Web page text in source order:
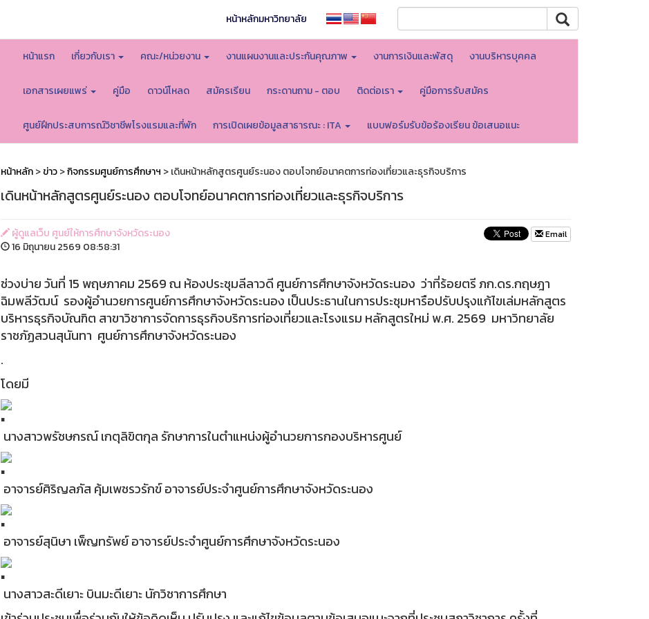
หน้าหลักมหาวิทยาลัย
หน้าแรก เกี่ยวกับเรา คณะ/หน่วยงาน งานแผนงานและประกันคุณภาพ งานการเงินและพัสดุ งานบริหารบุคคล
เอกสารเผยแพร่ คู่มือ ดาวน์โหลด สมัครเรียน กระดานถาม - ตอบ ติดต่อเรา คู่มือการรับสมัคร
ศูนย์ฝึกประสบการณ์วิชาชีพโรงแรมและที่พัก การเปิดเผยข้อมูลสาธารณะ : ITA แบบฟอร์มรับข้อร้องเรียน ข้อเสนอแนะ
หน้าหลัก>ข่าว>กิจกรรมศูนย์การศึกษาฯ > เดินหน้าหลักสูตรศูนย์ระนอง ตอบโจทย์อนาคตการท่องเที่ยวและธุรกิจบริการ
เดินหน้าหลักสูตรศูนย์ระนอง ตอบโจทย์อนาคตการท่องเที่ยวและธุรกิจบริการ
ผู้ดูแลเว็บ ศูนย์ให้การศึกษาจังหวัดระนอง
16 มิถุนายน 2569 08:58:31
Email
ช่วงบ่าย วันที่ 15 พฤษภาคม 2569 ณ ห้องประชุมลีลาวดี ศูนย์การศึกษาจังหวัดระนอง ว่าที่ร้อยตรี ภก.ดร.กฤษฎา
ฉิมพลีวัฒน์ รองผู้อำนวยการศูนย์การศึกษาจังหวัดระนอง เป็นประธานในการประชุมหารือปรับปรุงแก้ไขเล่มหลักสูตร
บริหารธุรกิจบัณฑิต สาขาวิชาการจัดการธุรกิจบริการท่องเที่ยวและโรงแรม หลักสูตรใหม่ พ.ศ. 2569 มหาวิทยาลัย
ราชภัฏสวนสุนันทา ศูนย์การศึกษาจังหวัดระนอง
.
โดยมี
นางสาวพรัชษกรณ์ เกตุลิขิตกุล รักษาการในตำแหน่งผู้อำนวยการกองบริหารศูนย์
อาจารย์ศิริญลภัส คุ้มเพชรวรักข์ อาจารย์ประจำศูนย์การศึกษาจังหวัดระนอง
อาจารย์สุนิษา เพ็ญทรัพย์ อาจารย์ประจำศูนย์การศึกษาจังหวัดระนอง
นางสาวสะดีเยาะ บินมะดีเยาะ นักวิชาการศึกษา